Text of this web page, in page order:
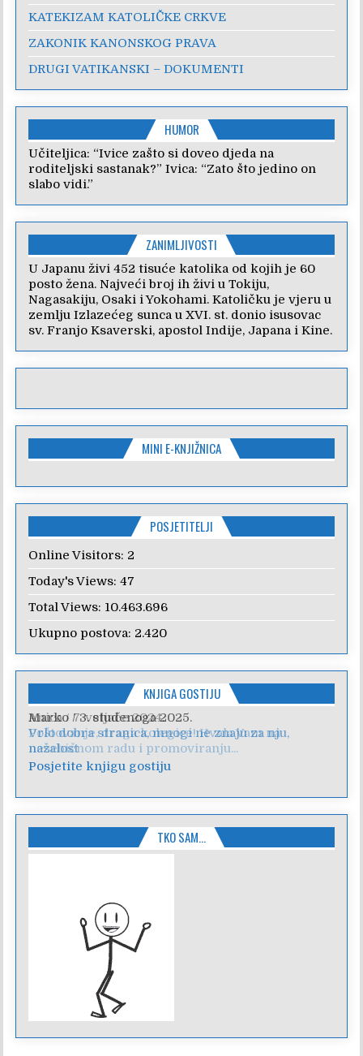
KATEKIZAM KATOLIČKE CRKVE
ZAKONIK KANONSKOG PRAVA
DRUGI VATIKANSKI – DOKUMENTI
HUMOR
Učiteljica: “Ivice zašto si doveo djeda na
roditeljski sastanak?” Ivica: “Zato što jedino on
slabo vidi.”
ZANIMLJIVOSTI
U Japanu živi 452 tisuće katolika od kojih je 60
posto žena. Najveći broj ih živi u Tokiju,
Nagasakiju, Osaki i Yokohami. Katoličku je vjeru u
zemlju Izlazećeg sunca u XVI. st. donio isusovac
sv. Franjo Ksaverski, apostol Indije, Japana i Kine.
MINI E-KNJIŽNICA
POSJETITELJI
Online Visitors: 2
Today's Views:47
Total Views: 10.463.696
Ukupno postova: 2.420
KNJIGA GOSTIJU
Anica/7. veljače 2024.
Poštovanje, draga kolegice! Hvala Vam na
nesebičnom radu i promoviranju...
Posjetite knjigu gostiju
TKO SAM…